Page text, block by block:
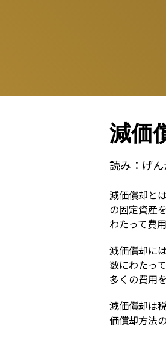
減価
読み： げ
減価償却と
の固定資産
わたって費
減価償却に
数にわたっ
多くの費用
減価償却は
価償却方法